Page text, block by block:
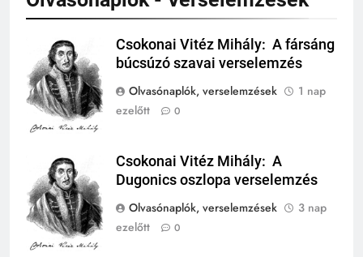
Csokonai Vitéz
Mihály
Csokonai Vitéz Mihály: A fársáng
búcsúzó szavai verselemzés
Olvasónaplók, verselemzések
1 nap
ezelőtt
0
Csokonai Vitéz
Mihály
Csokonai Vitéz Mihály: A
Dugonics oszlopa verselemzés
Olvasónaplók, verselemzések
3 nap
ezelőtt
0
244
bukása, és mi történt utána?
TÖRTÉNELEM ÉRDEKESSÉGEK
1
KIK VOLTAK?
TÖRTÉNELEM ÉRDEKESSÉGEK
2